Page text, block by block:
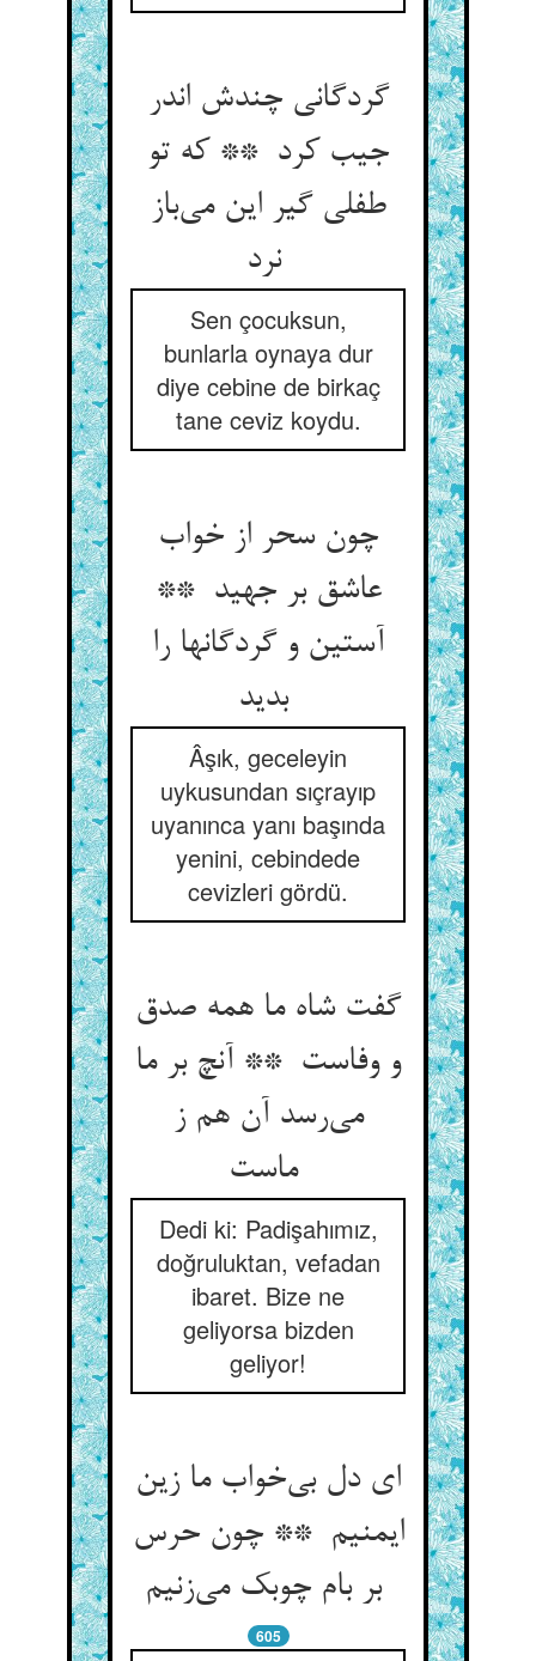
گردگانی چندش اندر
جیب کرد ** که تو
طفلی گیر این می‌باز
نرد
Sen çocuksun,
bunlarla oynaya dur
diye cebine de birkaç
tane ceviz koydu.
چون سحر از خواب
عاشق بر جهید **
آستین و گردگانها را
بدید
Âşık, geceleyin
uykusundan sıçrayıp
uyanınca yanı başında
yenini, cebindede
cevizleri gördü.
گفت شاه ما همه صدق
و وفاست ** آنچ بر ما
می‌رسد آن هم ز
ماست
Dedi ki: Padişahımız,
doğruluktan, vefadan
ibaret. Bize ne
geliyorsa bizden
geliyor!
ای دل بی‌خواب ما زین
ایمنیم ** چون حرس
بر بام چوبک می‌زنیم
605